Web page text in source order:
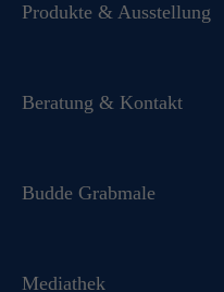
Produkte & Ausstellung
Beratung & Kontakt
Budde Grabmale
Mediathek